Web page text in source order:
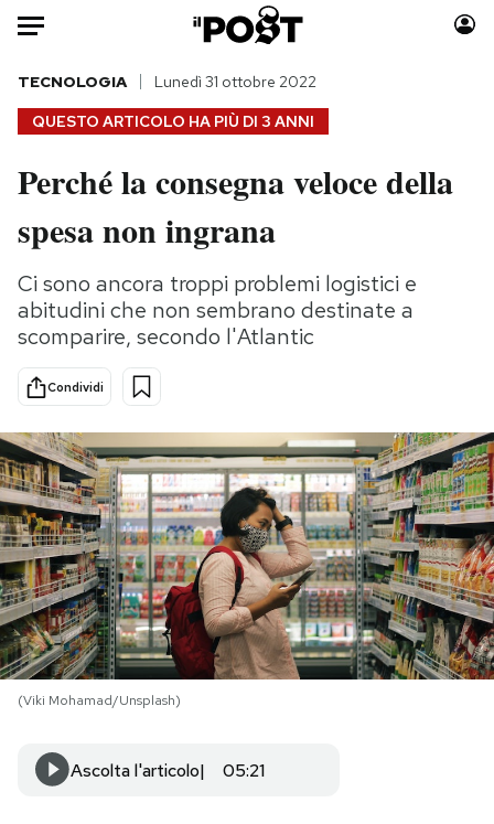
Auto
HOME
Italia
Politica
Tecnologia
Internet
Scienza
Cultura
Economia
Sport
Moda
Storie/Idee
Ok Boomer!
Media
Mondiali calcio 2026
PODCAST
NEWSLETTER
I MIEI PREFERITI
SHOP
QUESTO ARTICOLO HA PIÙ DI 3 ANNI
TECNOLOGIA Lunedì 31 ottobre 2022
Perché la consegna veloce della
spesa non ingrana
Ci sono ancora troppi problemi logistici e
abitudini che non sembrano destinate a
scomparire, secondo l'Atlantic
Condividi
(Viki Mohamad/Unsplash)
Ascolta l'articolo 05:21